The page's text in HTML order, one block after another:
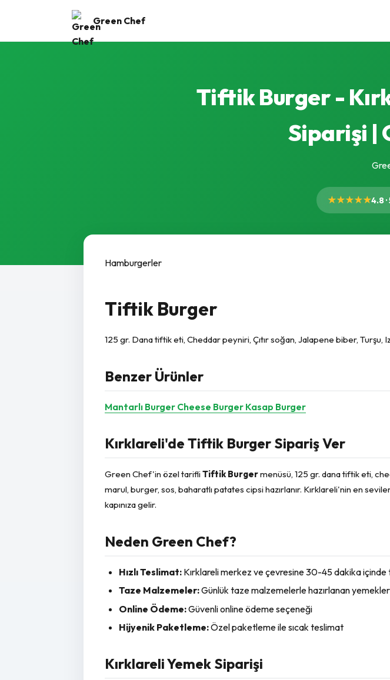
Green Chef
Tiftik Burger -
Siparişi |
★★★★★4.8
Hamburgerler
Tiftik Burger
125 gr. Dana tiftik eti, Cheddar peyniri, Çıtır soğan, Jalapene biber,
Benzer Ürünler
Mantarlı Burger Cheese Burger Kasap Burger
Kırklareli'de Tiftik Burger Sipariş Ver
Green Chef'in özel tarifliTiftik Burgermenüsü, 125 gr. dana tiftik eti,
marul, burger, sos, baharatlı patates cipsi hazırlanır. Kırklareli'nin en
kapınıza gelir.
Neden Green Chef?
Hızlı Teslimat: Kırklareli merkez ve çevresine 30-45 dakika
Taze Malzemeler:Günlük taze malzemelerle hazırlanan yemekler
Online Ödeme:Güvenli online ödeme seçeneği
Hijyenik Paketleme:Özel paketleme ile sıcak teslimat
Kırklareli Yemek Siparişi